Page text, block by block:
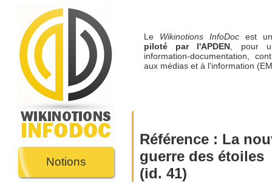
Notions
Le Wikinotions InfoDoc est
piloté par l'APDEN, pour
information-documentation,
aux médias et à l'information
Référence : La
guerre des étoiles
(id. 41)